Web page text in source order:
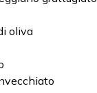
oliva